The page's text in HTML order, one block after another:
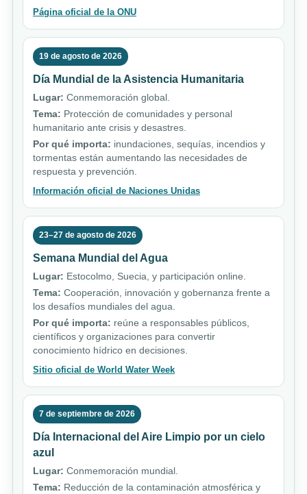
Página oficial de la ONU
19 de agosto de 2026
Día Mundial de la Asistencia Humanitaria
Lugar: Conmemoración global.
Tema: Protección de comunidades y personal
humanitario ante crisis y desastres.
Por qué importa: inundaciones, sequías, incendios y
tormentas están aumentando las necesidades de
respuesta y prevención.
Información oficial de Naciones Unidas
23–27 de agosto de 2026
Semana Mundial del Agua
Lugar: Estocolmo, Suecia, y participación online.
Tema: Cooperación, innovación y gobernanza frente a
los desafíos mundiales del agua.
Por qué importa: reúne a responsables públicos,
científicos y organizaciones para convertir
conocimiento hídrico en decisiones.
Sitio oficial de World Water Week
7 de septiembre de 2026
Día Internacional del Aire Limpio por un cielo
azul
Lugar: Conmemoración mundial.
Tema: Reducción de la contaminación atmosférica y